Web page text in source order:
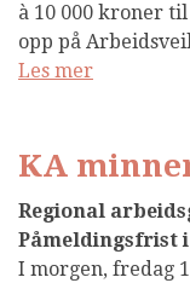
à 10 000 kroner
opp på
Les mer
KA
Regional
Påmeldingsfrist
I morgen, fredag